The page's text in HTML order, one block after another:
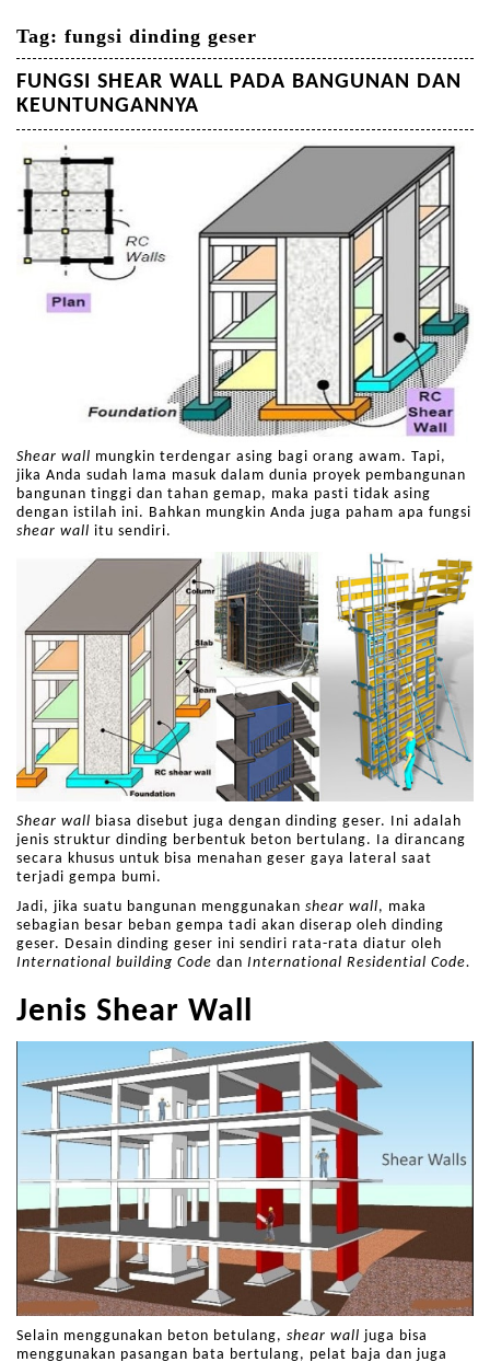
Tag: fungsi dinding geser
FUNGSI SHEAR WALL PADA BANGUNAN DAN
KEUNTUNGANNYA
Shear wall mungkin terdengar asing bagi orang awam. Tapi,
jika Anda sudah lama masuk dalam dunia proyek pembangunan
bangunan tinggi dan tahan gemap, maka pasti tidak asing
dengan istilah ini. Bahkan mungkin Anda juga paham apa fungsi
shear wall itu sendiri.
Shear wall biasa disebut juga dengan dinding geser. Ini adalah
jenis struktur dinding berbentuk beton bertulang. Ia dirancang
secara khusus untuk bisa menahan geser gaya lateral saat
terjadi gempa bumi.
Jadi, jika suatu bangunan menggunakan shear wall, maka
sebagian besar beban gempa tadi akan diserap oleh dinding
geser. Desain dinding geser ini sendiri rata-rata diatur oleh
International building Code dan International Residential Code.
Jenis Shear Wall
Selain menggunakan beton betulang, shear wall juga bisa
menggunakan pasangan bata bertulang, pelat baja dan juga